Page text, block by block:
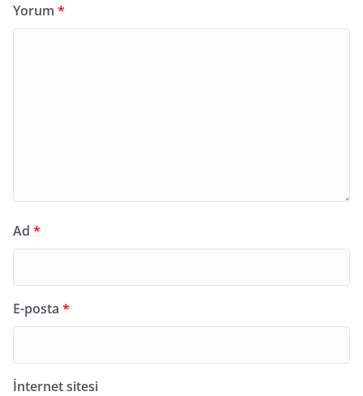
Yorum *
Ad *
E-posta *
İnternet sitesi